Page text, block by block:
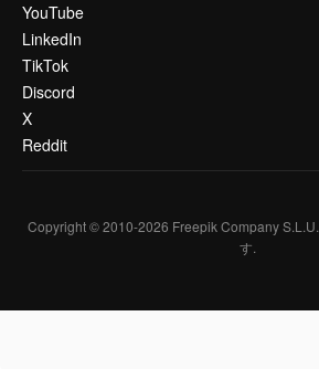
YouTube
LinkedIn
TikTok
Discord
X
Reddit
Copyright © 2010-2026 Freepik Company S.L.U.
す.